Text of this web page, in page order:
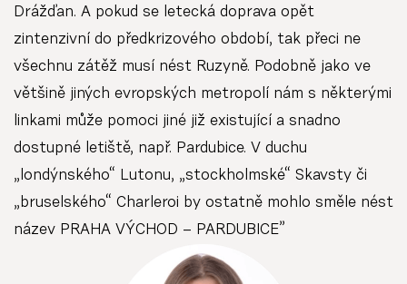
Drážďan. A pokud se letecká doprava opět
zintenzivní do předkrizového období, tak přeci ne
všechnu zátěž musí nést Ruzyně. Podobně jako ve
většině jiných evropských metropolí nám s některými
linkami může pomoci jiné již existující a snadno
dostupné letiště, např. Pardubice. V duchu
„londýnského“ Lutonu, „stockholmské“ Skavsty či
„bruselského“ Charleroi by ostatně mohlo směle nést
název PRAHA VÝCHOD – PARDUBICE”